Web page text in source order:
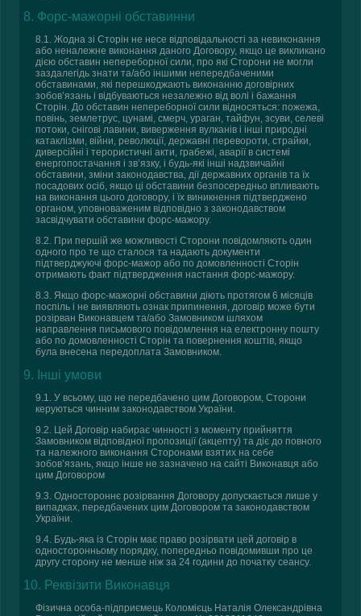
8. Форс-мажорні обставинни
8.1. Жодна зі Сторін не несе відповідальності за невиконання
або неналежне виконання даного Договору, якщо це викликано
дією обставин непереборної сили, про які Сторони не могли
заздалегідь знати та/або іншими непередбаченими
обставинами, які перешкоджають виконанню договірних
зобов’язань і відбуваються незалежно від волі і бажання
Сторін. До обставин непереборної сили відносяться: пожежа,
повінь, землетрус, цунамі, смерч, ураган, тайфун, зсуви, селеві
потоки, снігові лавини, виверження вулканів і інші природні
катаклізми, війни, революції, державні перевороти, страйки,
диверсійні і терористичні акти, грабежі, аварії в системі
енергопостачання і зв’язку, і будь-які інші надзвичайні
обставини, зміни законодавства, дії державних органів та їх
посадових осіб, якщо ці обставини безпосередньо впливають
на виконання цього договору, і їх виникнення підтверджено
органом, уповноваженим відповідно з законодавством
засвідчувати обставини форс-мажору.
8.2. При першій же можливості Сторони повідомляють один
одного про те що сталося та надають документи
підтверджуючі форс-мажор або по домовленності Сторін
отримають факт підтвердження настання форс-мажору.
8.3. Якщо форс-мажорні обставини діють протягом 6 місяців
поспіль і не виявляють ознак припинення, договір може бути
розірван Виконавцем та/або Замовником шляхом
направлення письмового повідомлення на електронну пошту
або по домовленності Сторін та повернення коштів, якщо
була внесена передоплата Замовником.
9. Інші умови
9.1. У всьому, що не передбачено цим Договором, Сторони
керуються чинним законодавством України.
9.2. Цей Договір набирає чинності з моменту прийняття
Замовником відповідної пропозиції (акцепту) та діє до повного
та належного виконання Сторонами взятих на себе
зобов’язань, якщо інше не зазначено на сайті Виконавця або
цим Договором
9.3. Одностороннє розірвання Договору допускається лише у
випадках, передбачених цим Договором та законодавством
України.
9.4. Будь-яка із Сторін має право розірвати цей договір в
односторонньому порядку, попередньо повідомивши про це
другу сторону не менше ніж за 24 години до початку сеансу.
10. Реквізити Виконавця
Фізична особа-підприємець Коломієць Наталія Олександрівна